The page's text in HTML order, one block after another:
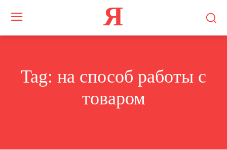
Я
Tag: на способ работы с
товаром